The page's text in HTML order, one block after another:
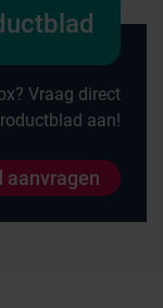
Vraag direct
aan!
aanvragen